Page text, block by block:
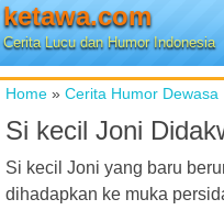
ketawa.com
Cerita Lucu dan Humor Indonesia
Home » Cerita Humor Dewasa
Si kecil Joni
Si kecil Joni yang baru
dihadapkan ke muka